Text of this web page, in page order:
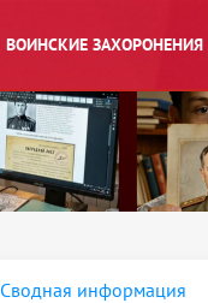
ВОИНСКИЕ ЗАХОРОНЕНИЯ
Сводная информация